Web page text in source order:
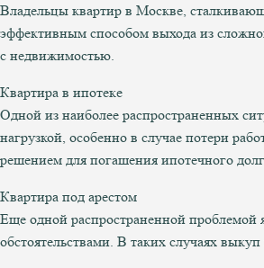
Владельцы квартир в Москве,
эффективным способом выхода из
с недвижимостью.
Квартира в ипотеке
Одной из наиболее распространенных
нагрузкой, особенно в случае потери
решением для погашения ипотечного
Квартира под арестом
Еще одной распространенной проблемой
обстоятельствами. В таких случаях